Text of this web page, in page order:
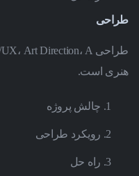
طراحی
هنری است.
چالش پروژه
رویکرد طراحی
راه حل